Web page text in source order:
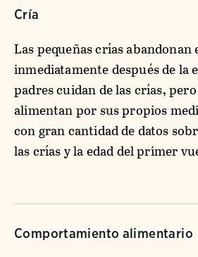
Cría
Las pequeñas crías abandonan
inmediatamente después de la
padres cuidan de las crías, pero
alimentan por sus propios
con gran cantidad de datos
las crías y la edad del primer
Comportamiento alimentario